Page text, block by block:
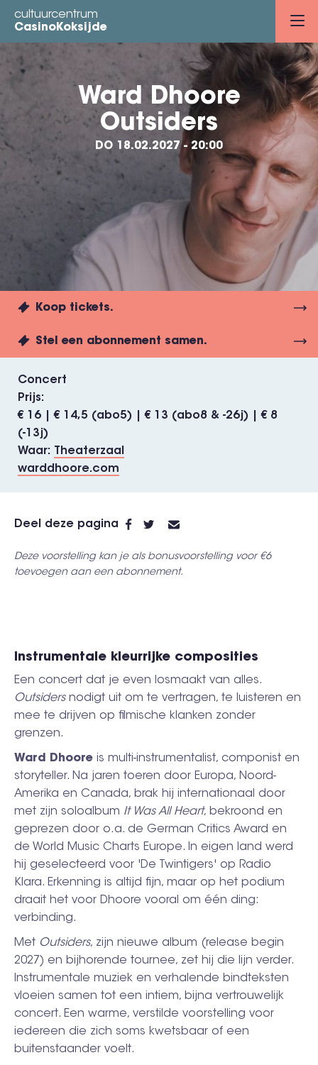
Overslaan
naar
de
gaan
cultuurcentrum
CasinoKoksijde
Ward Dhoore
Outsiders
DO 18.02.2027 - 20:00
Koop tickets.
Stel een abonnement samen.
Concert
Prijs
€ 16 | € 14,5 (abo5) | € 13 (abo8 & -26j) | € 8
(-13j)
Waar
Theaterzaal
warddhoore.com
Deel deze pagina
Deze voorstelling kan je als bonusvoorstelling voor €6
toevoegen aan een abonnement.
Instrumentale kleurrijke composities
Een concert dat je even losmaakt van alles.
Outsidersnodigt uit om te vertragen, te luisteren en
mee te drijven op filmische klanken zonder
grenzen.
Ward Dhoore is multi-instrumentalist, componist en
storyteller. Na jaren toeren door Europa, Noord-
Amerika en Canada, brak hij internationaal door
met zijn soloalbum It Was All Heart, bekroond en
geprezen door o.a. de German Critics Award en
de World Music Charts Europe. In eigen land werd
hij geselecteerd voor 'De Twintigers' op Radio
Klara. Erkenning is altijd fijn, maar op het podium
draait het voor Dhoore vooral om één ding:
verbinding.
Met Outsiders, zijn nieuwe album (release begin
2027) en bijhorende tournee, zet hij die lijn verder.
Instrumentale muziek en verhalende bindteksten
vloeien samen tot een intiem, bijna vertrouwelijk
concert. Een warme, verstilde voorstelling voor
iedereen die zich soms kwetsbaar of een
buitenstaander voelt.